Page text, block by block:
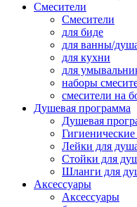
Смесители
Смесители
для биде
для ванны/
для кухни
для
наборы
смесители на
Душевая программа
Душевая
Лейки для
Стойки для
Шланги для
Аксессуары
Аксессуары